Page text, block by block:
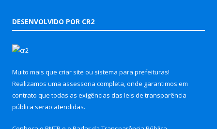
DESENVOLVIDO POR CR2
Muito mais que criar site ou sistema para prefeituras!
Realizamos uma assessoria completa, onde garantimos em
contrato que todas as exigências das leis de transparência
pública serão atendidas.